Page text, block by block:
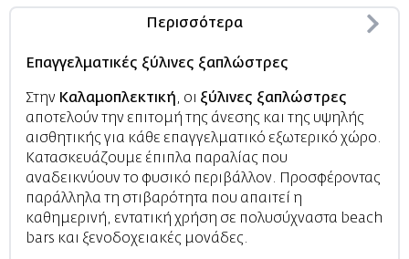
Περισσότερα
Επαγγελματικές ξύλινες ξαπλώστρες
Στην Καλαμοπλεκτική, οι ξύλινες ξαπλώστρες
αποτελούν την επιτομή της άνεσης και της υψηλής
αισθητικής για κάθε επαγγελματικό εξωτερικό χώρο.
Κατασκευάζουμε έπιπλα παραλίας που
αναδεικνύουν το φυσικό περιβάλλον. Προσφέροντας
παράλληλα τη στιβαρότητα που απαιτεί η
καθημερινή, εντατική χρήση σε πολυσύχναστα beach
bars και ξενοδοχειακές μονάδες.